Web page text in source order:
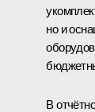
но и
В